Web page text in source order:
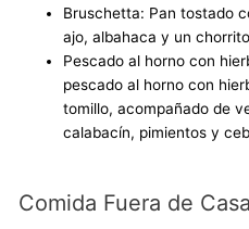
Bruschetta: Pan tostado
ajo, albahaca y un
Pescado al horno con
pescado al horno con
tomillo, acompañado de
calabacín, pimientos y
Comida Fuera de